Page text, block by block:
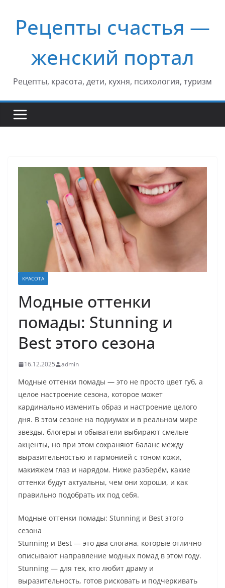
содержимому
Рецепты счастья —
женский портал
Рецепты, красота, дети, кухня, психология, туризм
КРАСОТА
Модные оттенки
помады: Stunning и
Best этого сезона
16.12.2025 admin
Модные оттенки помады — это не просто цвет губ, а
целое настроение сезона, которое может
кардинально изменить образ и настроение целого
дня. В этом сезоне на подиумах и в реальном мире
звезды, блогеры и обыватели выбирают смелые
акценты, но при этом сохраняют баланс между
выразительностью и гармонией с тоном кожи,
макияжем глаз и нарядом. Ниже разберём, какие
оттенки будут актуальны, чем они хороши, и как
правильно подобрать их под себя.
Модные оттенки помады: Stunning и Best этого
сезона
Stunning и Best — это два слогана, которые отлично
описывают направление модных помад в этом году.
Stunning — для тех, кто любит драму и
выразительность, готов рисковать и подчеркивать